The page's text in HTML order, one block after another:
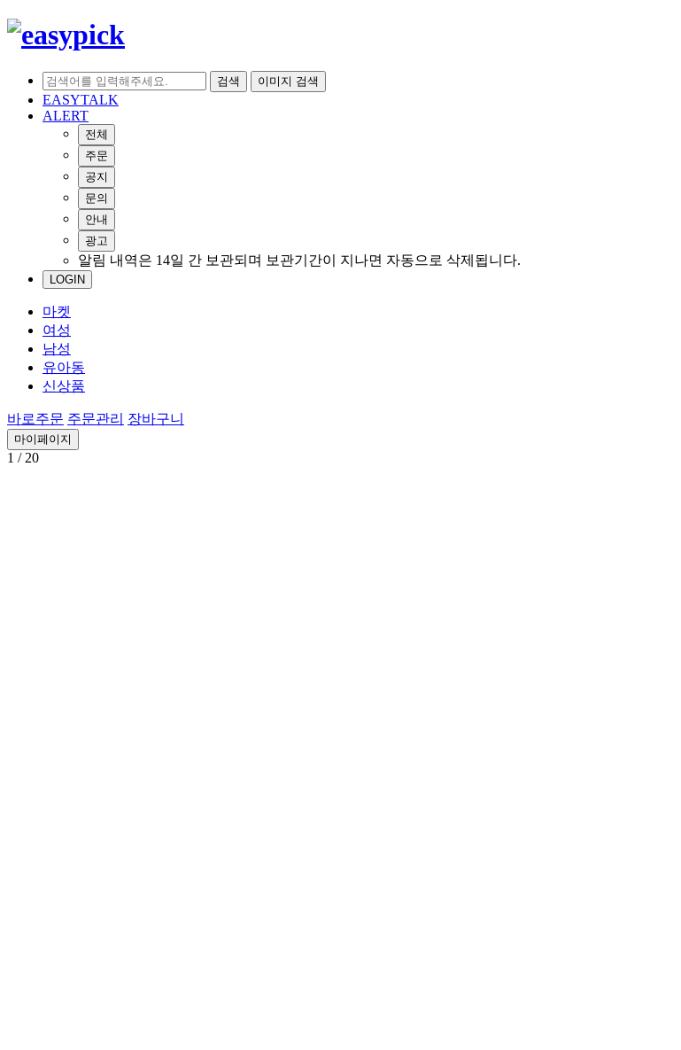
검색 이미지 검색
EASYTALK
ALERT
전체
주문
공지
문의
안내
광고
알림 내역은 14일 간 보관되며 보관기간이 지나면 자동으로 삭제됩니다.
LOGIN
마켓
여성
남성
유아동
신상품
바로주문 주문관리 장바구니
마이페이지
1 / 20